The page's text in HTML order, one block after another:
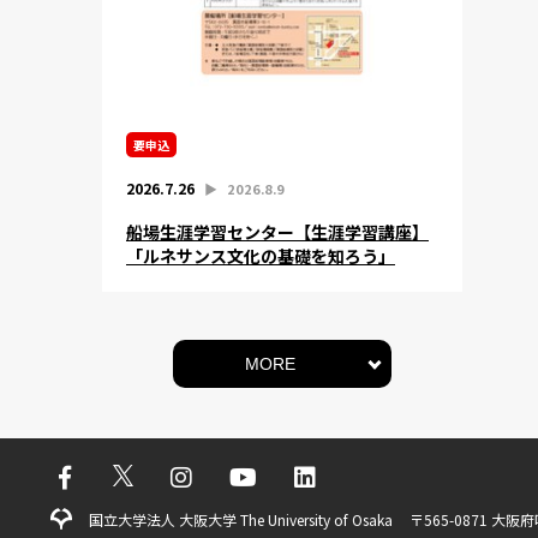
要申込
2026.7.26 ▶︎ 2026.8.9
船場生涯学習センター【生涯学習講座】
「ルネサンス文化の基礎を知ろう」
MORE
国立大学法人 大阪大学 The University of Osaka 〒565-0871 大阪